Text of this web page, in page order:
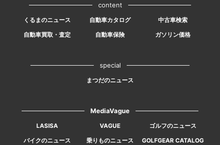
content
くるまのニュース 自動車カタログ
中古車検索
自動車買取・査定
自動車保険 ガソリン価格
special
まつだのニュース
MediaVague
LASISA VAGUE
ゴルフのニュース
バイクのニュース
乗りものニュース GOLFGEAR CATALOG